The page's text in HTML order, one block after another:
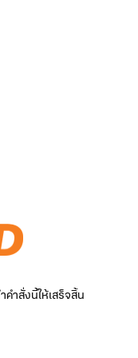
ำสั่งนี้ให้เสร็จสิ้น